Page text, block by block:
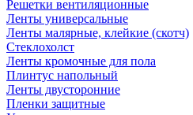
Решетки вентиляционные
Ленты универсальные
Ленты малярные, клейкие (скотч)
Стеклохолст
Ленты кромочные для пола
Плинтус напольный
Ленты двусторонние
Пленки защитные